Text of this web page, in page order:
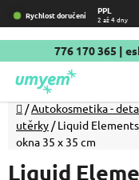
Přejít
na
obsah
Rychlost doručení PPL
2 až 4 dny
776 170 365 |
Domů
/Autokosmetika -
utěrky / Liquid
okna 35 x 35 cm
Liquid